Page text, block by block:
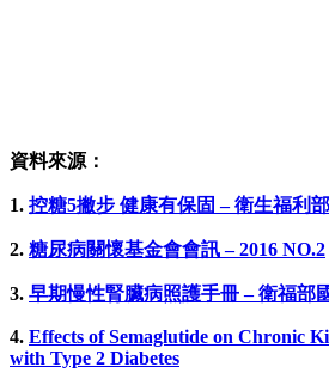
資料來源：
1. 控糖5撇步 健康有保固 – 衛生福利部
2. 糖尿病關懷基金會會訊 – 2016 NO.2
3. 早期慢性腎臟病照護手冊 – 衛福部
4. Effects of Semaglutide on Chronic
with Type 2 Diabetes